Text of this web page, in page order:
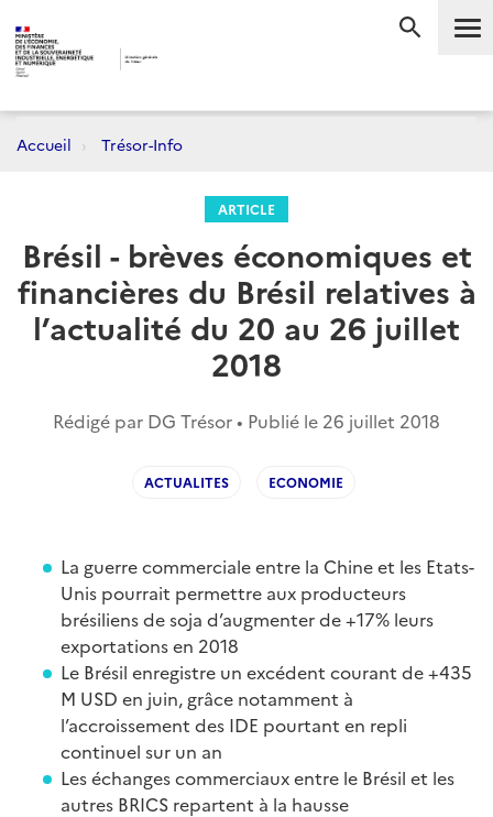
Accueil Trésor-Info
ARTICLE
Brésil - brèves économiques et
financières du Brésil relatives à
l’actualité du 20 au 26 juillet
2018
Rédigé par DG Trésor • Publié le 26 juillet 2018
ACTUALITES ECONOMIE
La guerre commerciale entre la Chine et les Etats-
Unis pourrait permettre aux producteurs
brésiliens de soja d’augmenter de +17% leurs
exportations en 2018
Le Brésil enregistre un excédent courant de +435
M USD en juin, grâce notamment à
l’accroissement des IDE pourtant en repli
continuel sur un an
Les échanges commerciaux entre le Brésil et les
autres BRICS repartent à la hausse